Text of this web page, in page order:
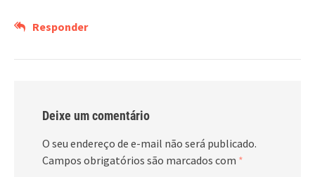
Responder
Deixe um comentário
O seu endereço de e-mail não será publicado.
Campos obrigatórios são marcados com *